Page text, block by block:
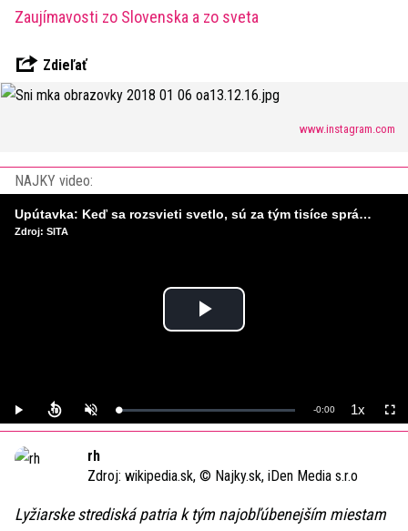
Zaujímavosti zo Slovenska a zo sveta
Zdieľať
www.instagram.com
NAJKY video:
Play
Play UnmuteLoaded:
0%
Remaining
-0:00 1xPlayback
Rate
Upútavka: Keď sa rozsvieti svetlo, sú za tým tisíce správnych rozhodnutí. Ako vzniká infraštruktúra, ktorú nevnímame?
Zdroj: SITA
rh
Zdroj: wikipedia.sk, © Najky.sk, iDen Media s.r.o
Lyžiarske strediská patria k tým najobľúbenejším miestam